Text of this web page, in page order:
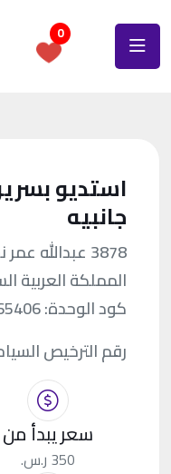
0
استديو
جانبيه
3878
المملكة العربية
كود الوحدة:
رقم الترخيص
سعر يبدأ من
350 ر.س.